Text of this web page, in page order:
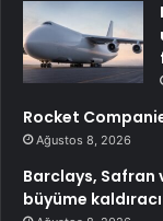
Rocket
Ağustos 8, 2026
Barclays, Safran
büyüme